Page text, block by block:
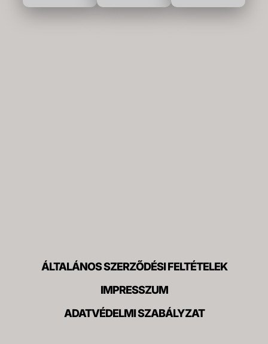
ÁLTALÁNOS SZERZŐDÉSI FELTÉTELEK
IMPRESSZUM
ADATVÉDELMI SZABÁLYZAT